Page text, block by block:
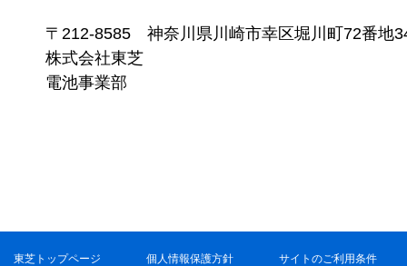
〒212-8585 神奈川県川崎市幸区堀川町72番地
株式会社東芝
電池事業部
東芝トップページ 個人情報保護方針 サイトのご利用条件